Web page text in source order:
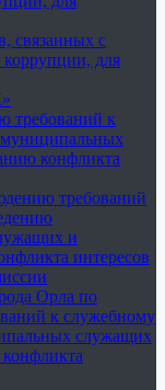
связанных с
для
требований к
конфликта
требований
и
интересов
Орла по
к служебному
служащих